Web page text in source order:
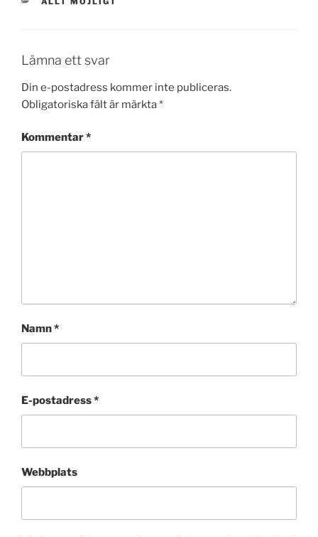
Lämna ett svar
Din e-postadress kommer inte publiceras.
Obligatoriska fält är märkta*
Kommentar*
Namn*
E-postadress*
Webbplats